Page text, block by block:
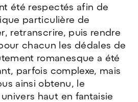
été respectés afin de
particulière de
retranscrire, puis rendre
chacun les dédales de
romanesque a été
parfois complexe, mais
ainsi obtenu, le
haut en fantaisie